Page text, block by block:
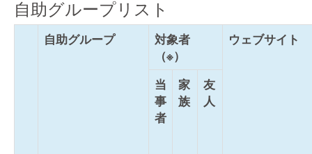
自助グループリスト
自助グループ
対象者
（※）
ウェブサイト
当
事
者
家
族
友
人